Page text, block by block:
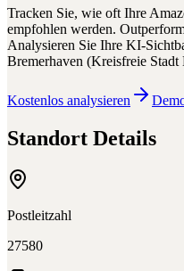
Tracken Sie, wie oft Ihre
empfohlen werden.
Analysieren Sie Ihre KI-
Bremerhaven (Kreisfreie Stadt
Kostenlos analysieren
Standort Details
Postleitzahl
27580